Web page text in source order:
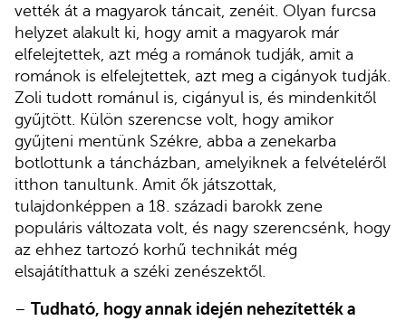
vették át a magyarok táncait, zenéit. Olyan furcsa
helyzet alakult ki, hogy amit a magyarok már
elfelejtettek, azt még a románok tudják, amit a
románok is elfelejtettek, azt meg a cigányok tudják.
Zoli tudott románul is, cigányul is, és mindenkitől
gyűjtött. Külön szerencse volt, hogy amikor
gyűjteni mentünk Székre, abba a zenekarba
botlottunk a táncházban, amelyiknek a felvételéről
itthon tanultunk. Amit ők játszottak,
tulajdonképpen a 18. századi barokk zene
populáris változata volt, és nagy szerencsénk, hogy
az ehhez tartozó korhű technikát még
elsajátíthattuk a széki zenészektől.
– Tudható, hogy annak idején nehezítették a